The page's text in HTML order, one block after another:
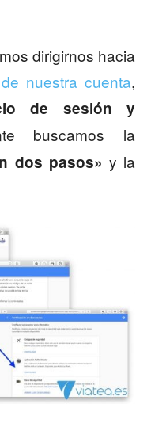
dirigirnos hacia
nuestra cuenta,
de sesión y
buscamos la
dos pasos» y la